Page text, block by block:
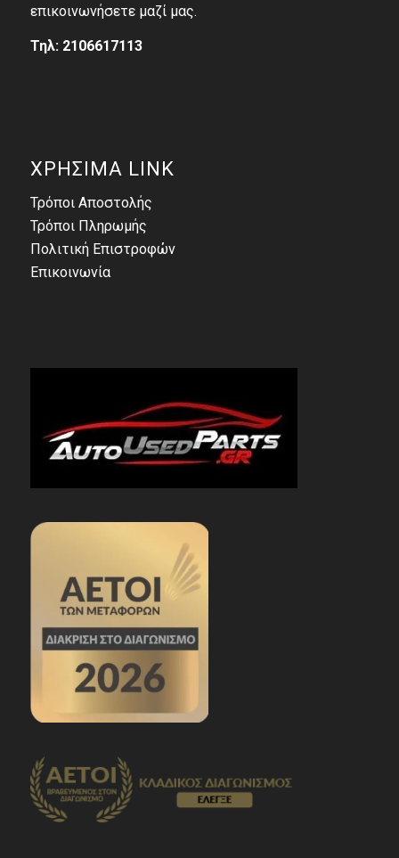
επικοινωνήσετε μαζί μας.
Τηλ: 2106617113
ΧΡΗΣΙΜΑ LINK
Τρόποι Αποστολής
Τρόποι Πληρωμής
Πολιτική Επιστροφών
Επικοινωνία